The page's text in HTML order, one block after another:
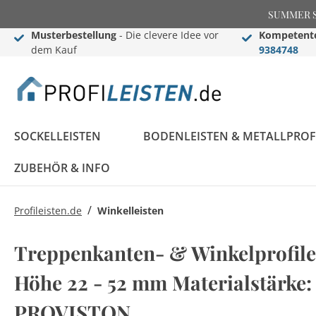
SUMMER
Musterbestellung - Die clevere Idee vor
dem Kauf
9384748
SOCKELLEISTEN BODENLEISTEN &
ZUBEHÖR & INFO
Konfigurator
Ausgleichsprofile
Abschlussprofile
Komplettprogramm
Komplettprogramm
LED Sockelleisten
Sockelleisten ABC
Stuckleisten ABC
Profileisten.de / Winkelleisten
Treppenkanten- &
Höhe 22 - 52 mm